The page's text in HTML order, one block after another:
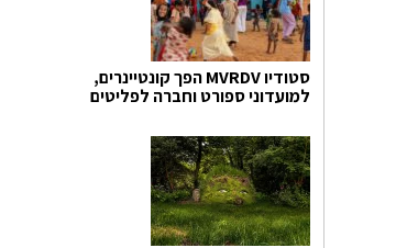
סטודיו MVRDV הפך קונטיינרים,
למועדוני ספורט וחברה לפליטים